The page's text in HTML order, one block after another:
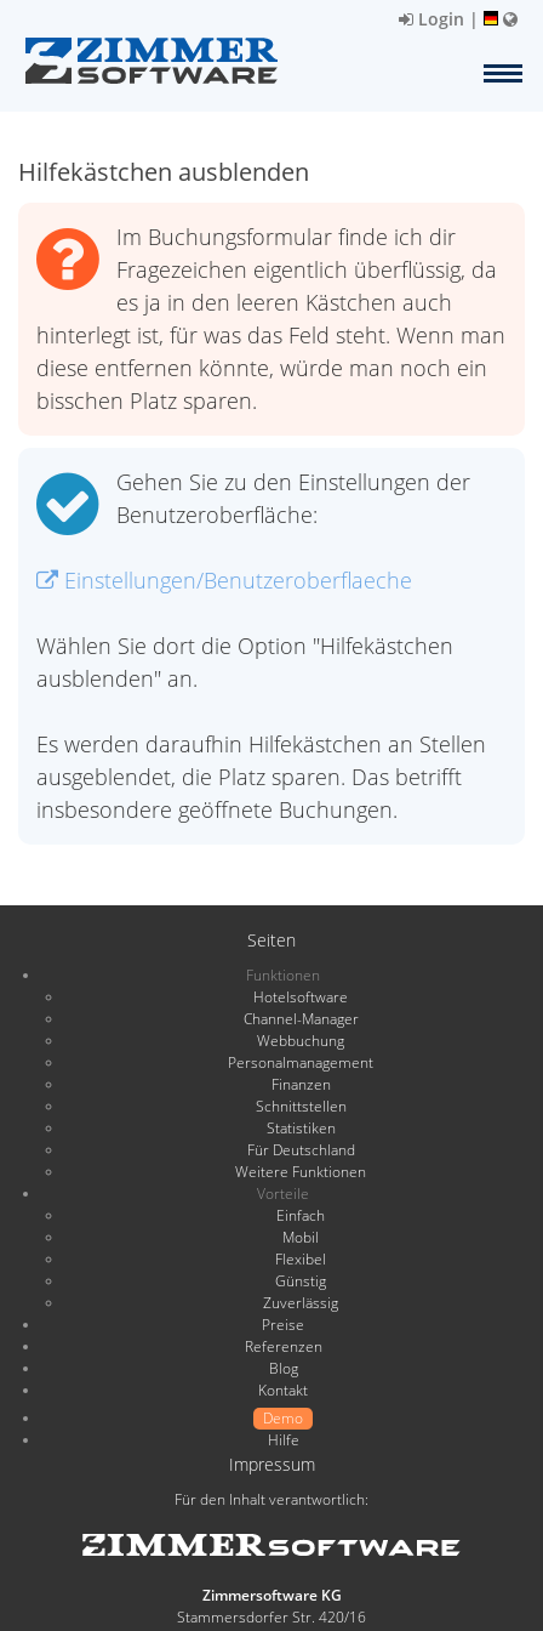
Login |
Hilfekästchen ausblenden
Im Buchungsformular finde ich dir
Fragezeichen eigentlich überflüssig, da
es ja in den leeren Kästchen auch
hinterlegt ist, für was das Feld steht. Wenn man
diese entfernen könnte, würde man noch ein
bisschen Platz sparen.
Gehen Sie zu den Einstellungen der
Benutzeroberfläche:
Einstellungen/Benutzeroberflaeche
Wählen Sie dort die Option "Hilfekästchen
ausblenden" an.
Es werden daraufhin Hilfekästchen an Stellen
ausgeblendet, die Platz sparen. Das betrifft
insbesondere geöffnete Buchungen.
Seiten
Funktionen
Hotelsoftware
Channel-Manager
Webbuchung
Personalmanagement
Finanzen
Schnittstellen
Statistiken
Für Deutschland
Weitere Funktionen
Vorteile
Einfach
Mobil
Flexibel
Günstig
Zuverlässig
Preise
Referenzen
Blog
Kontakt
Demo
Hilfe
Impressum
Für den Inhalt verantwortlich:
Zimmersoftware KG
Stammersdorfer Str. 420/16